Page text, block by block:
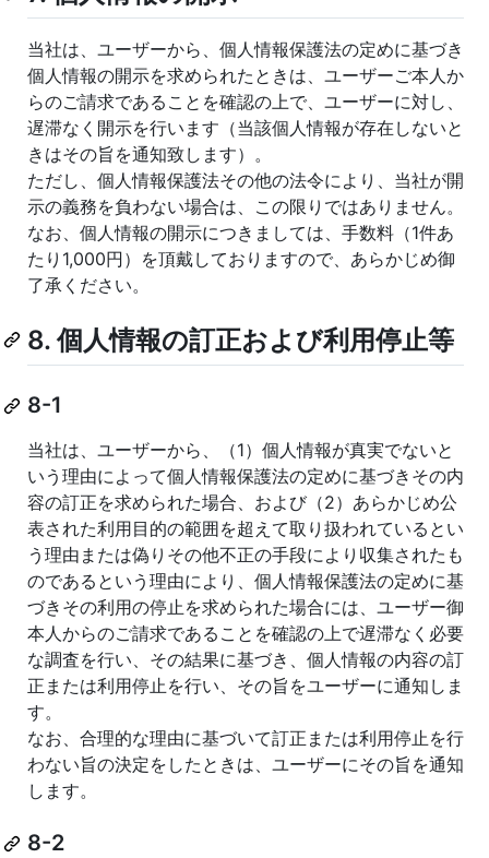
当社は、ユーザーから、個人情報保護法の定めに基づき
個人情報の開示を求められたときは、ユーザーご本人か
らのご請求であることを確認の上で、ユーザーに対し、
遅滞なく開示を行います（当該個人情報が存在しないと
きはその旨を通知致します）。
ただし、個人情報保護法その他の法令により、当社が開
示の義務を負わない場合は、この限りではありません。
なお、個人情報の開示につきましては、手数料（1件あ
たり1,000円）を頂戴しておりますので、あらかじめ御
了承ください。
8. 個人情報の訂正および利用停止等
8-1
当社は、ユーザーから、（1）個人情報が真実でないと
いう理由によって個人情報保護法の定めに基づきその内
容の訂正を求められた場合、および（2）あらかじめ公
表された利用目的の範囲を超えて取り扱われているとい
う理由または偽りその他不正の手段により収集されたも
のであるという理由により、個人情報保護法の定めに基
づきその利用の停止を求められた場合には、ユーザー御
本人からのご請求であることを確認の上で遅滞なく必要
な調査を行い、その結果に基づき、個人情報の内容の訂
正または利用停止を行い、その旨をユーザーに通知しま
す。
なお、合理的な理由に基づいて訂正または利用停止を行
わない旨の決定をしたときは、ユーザーにその旨を通知
します。
8-2